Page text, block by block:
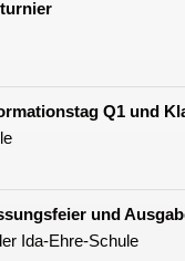
Q1 und
und
Ida-Ehre-Schule